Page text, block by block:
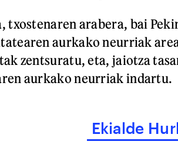
txostenaren arabera, bai
aurkako neurriak
zentsuratu, eta, jaiotza
aurkako neurriak indartu.
Ekialde